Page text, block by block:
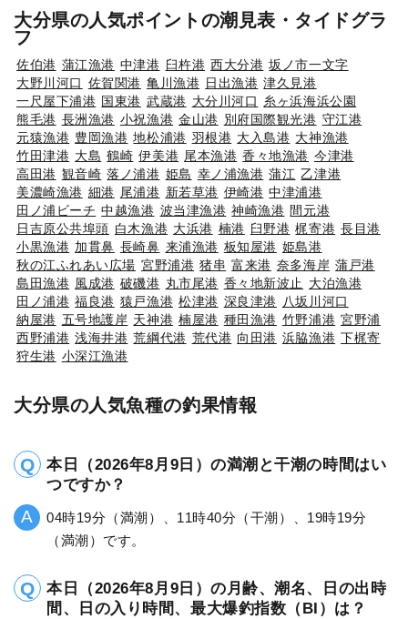
大分県の人気ポイントの潮見表・タイドグラ
フ
佐伯港 蒲江漁港 中津港 臼杵港 西大分港 坂ノ市一文字
大野川河口 佐賀関港 亀川漁港 日出漁港 津久見港
一尺屋下浦港 国東港 武蔵港 大分川河口 糸ヶ浜海浜公園
熊毛港 長洲漁港 小祝漁港 金山港 別府国際観光港 守江港
元猿漁港 豊岡漁港 地松浦港 羽根港 大入島港 大神漁港
竹田津港 大島 鶴崎 伊美港 尾本漁港 香々地漁港 今津港
高田港 観音崎 落ノ浦港 姫島 幸ノ浦漁港 蒲江 乙津港
美濃崎漁港 細港 尾浦港 新若草港 伊崎港 中津浦港
田ノ浦ビーチ 中越漁港 波当津漁港 神崎漁港 間元港
日吉原公共埠頭 白木漁港 大浜港 楠港 臼野港 梶寄港 長目港
小黒漁港 加貫鼻 長崎鼻 来浦漁港 板知屋港 姫島港
秋の江ふれあい広場 宮野浦港 猪串 富来港 奈多海岸 蒲戸港
島田漁港 風成港 破磯港 丸市尾港 香々地新波止
大泊漁港
田ノ浦港 福良港 猿戸漁港 松津港 深良津港 八坂川河口
納屋港 五号地護岸 天神港 楠屋港 種田漁港 竹野浦港 宮野浦
西野浦港 浅海井港 荒綱代港 荒代港 向田港 浜脇漁港 下梶寄
狩生港 小深江漁港
大分県の人気魚種の釣果情報
本日（2026年8月9日）の満潮と干潮の時間はい
つですか？
04時19分（満潮）、11時40分（干潮）、19時19分
（満潮）です。
本日（2026年8月9日）の月齢、潮名、日の出時
間、日の入り時間、最大爆釣指数（BI）は？